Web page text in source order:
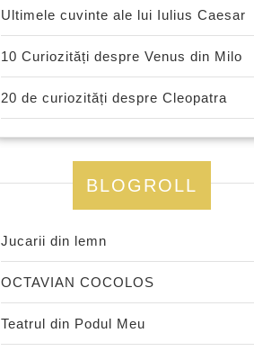
Ultimele cuvinte ale lui Iulius Caesar
10 Curiozități despre Venus din Milo
20 de curiozități despre Cleopatra
BLOGROLL
Jucarii din lemn
OCTAVIAN COCOLOS
Teatrul din Podul Meu